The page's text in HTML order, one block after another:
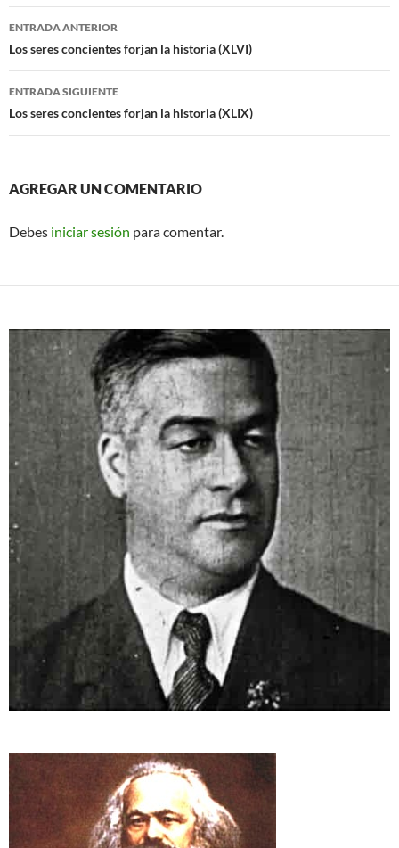
Navegador
de
entradas
ENTRADA ANTERIOR
Los seres concientes forjan la historia (XLVI)
ENTRADA SIGUIENTE
Los seres concientes forjan la historia (XLIX)
AGREGAR UN COMENTARIO
Debes iniciar sesión para comentar.